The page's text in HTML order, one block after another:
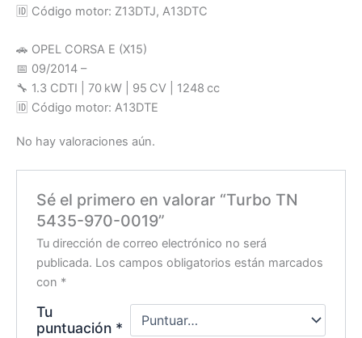
🆔 Código motor: Z13DTJ, A13DTC
🚗 OPEL CORSA E (X15)
📅 09/2014 –
🔧 1.3 CDTI | 70 kW | 95 CV | 1248 cc
🆔 Código motor: A13DTE
No hay valoraciones aún.
Sé el primero en valorar “Turbo TN
5435-970-0019”
Tu dirección de correo electrónico no será
publicada. Los campos obligatorios están marcados
con *
Tu
puntuación *